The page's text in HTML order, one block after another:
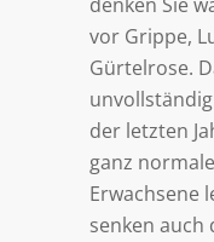
vor Grippe,
Gürtelrose.
der letzten
ganz
Erwachsene
senken auch